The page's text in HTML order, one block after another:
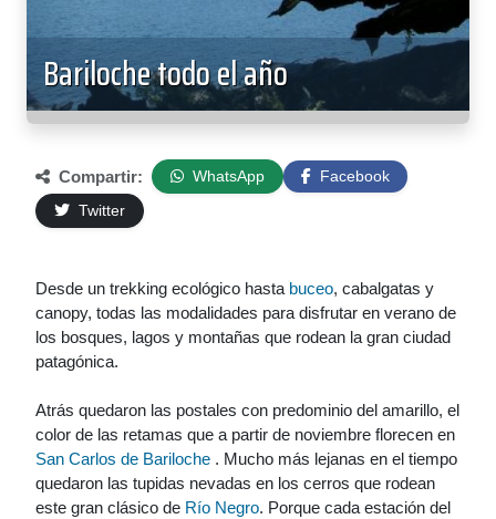
Bariloche todo el año
Compartir: WhatsApp
Facebook
Twitter
Desde un trekking ecológico hasta buceo, cabalgatas y
canopy, todas las modalidades para disfrutar en verano de
los bosques, lagos y montañas que rodean la gran ciudad
patagónica.
Atrás quedaron las postales con predominio del amarillo, el
color de las retamas que a partir de noviembre florecen en
San Carlos de Bariloche . Mucho más lejanas en el tiempo
quedaron las tupidas nevadas en los cerros que rodean
este gran clásico de Río Negro. Porque cada estación del